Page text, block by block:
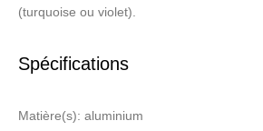
(turquoise ou violet).
Spécifications
Matière(s): aluminium